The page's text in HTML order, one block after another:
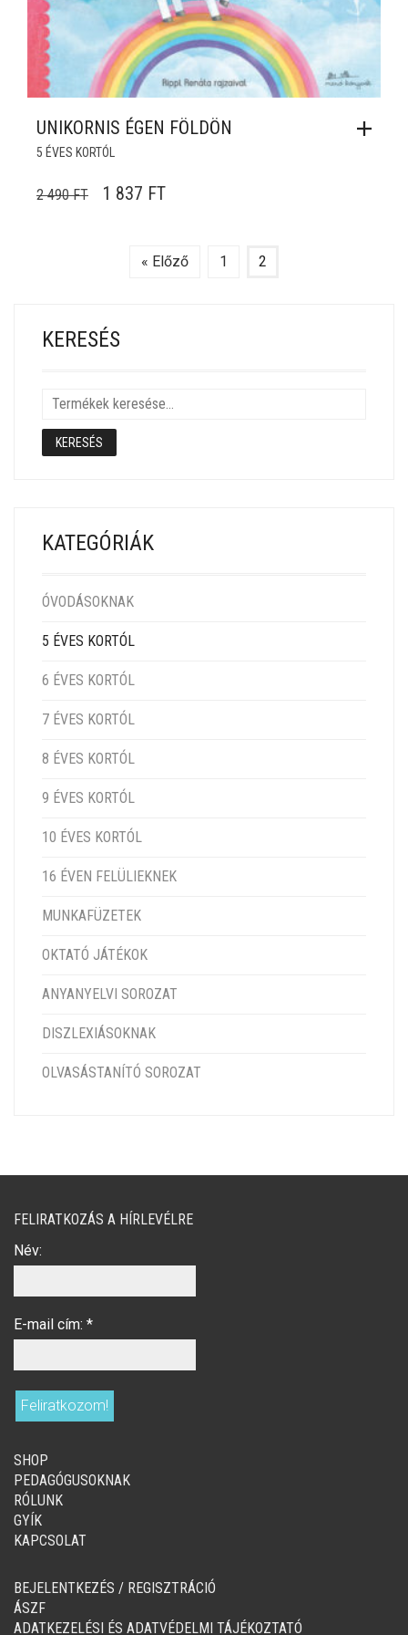
UNIKORNIS ÉGEN FÖLDÖN
5 ÉVES KORTÓL
2 490FT ORIGINAL PRICE WAS: 2 490 FT.
1 837 FTCURRENT PRICE IS: 1 837 FT.
« Előző 1 2
KERESÉS
KERESÉS
KATEGÓRIÁK
ÓVODÁSOKNAK
5 ÉVES KORTÓL
6 ÉVES KORTÓL
7 ÉVES KORTÓL
8 ÉVES KORTÓL
9 ÉVES KORTÓL
10 ÉVES KORTÓL
16 ÉVEN FELÜLIEKNEK
MUNKAFÜZETEK
OKTATÓ JÁTÉKOK
ANYANYELVI SOROZAT
DISZLEXIÁSOKNAK
OLVASÁSTANÍTÓ SOROZAT
FELIRATKOZÁS A HÍRLEVÉLRE
Név:
E-mail cím: *
SHOP
PEDAGÓGUSOKNAK
RÓLUNK
GYÍK
KAPCSOLAT
BEJELENTKEZÉS / REGISZTRÁCIÓ
ÁSZF
ADATKEZELÉSI ÉS ADATVÉDELMI TÁJÉKOZTATÓ